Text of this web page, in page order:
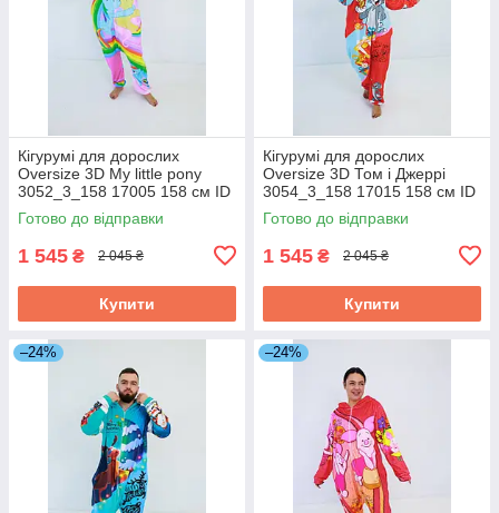
Кігурумі для дорослих
Oversize 3D My little pony
3052_3_158 17005 158 см ID
4882368
Готово до відправки
1 545 ₴ 2 045 ₴
Купити
Кігурумі для дорослих
Oversize 3D Том і Джеррі
3054_3_158 17015 158 см ID
4882378
Готово до відправки
1 545 ₴ 2 045 ₴
Купити
–24% –24%